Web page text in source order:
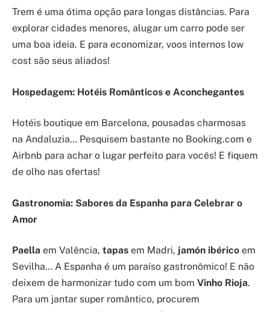
Trem é uma ótima opção para longas distâncias. Para
explorar cidades menores, alugar um carro pode ser
uma boa ideia. E para economizar, voos internos low
cost são seus aliados!
Hospedagem: Hotéis Românticos e Aconchegantes
Hotéis boutique em Barcelona, pousadas charmosas
na Andaluzia… Pesquisem bastante no Booking.com e
Airbnb para achar o lugar perfeito para vocês! E fiquem
de olho nas ofertas!
Gastronomia: Sabores da Espanha para Celebrar o
Amor
Paella em Valência, tapas em Madri, jamón ibérico em
Sevilha… A Espanha é um paraíso gastronômico! E não
deixem de harmonizar tudo com um bom Vinho Rioja.
Para um jantar super romântico, procurem